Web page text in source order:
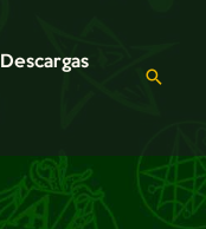
Descargas